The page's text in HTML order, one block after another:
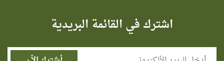
اشترك في القائمة البريدية